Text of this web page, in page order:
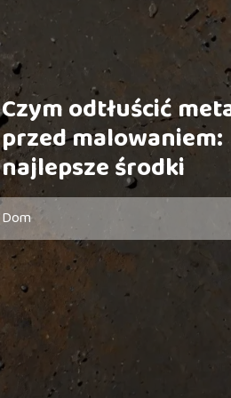
Czym odtłuścić
przed malowaniem:
najlepsze środki
Dom